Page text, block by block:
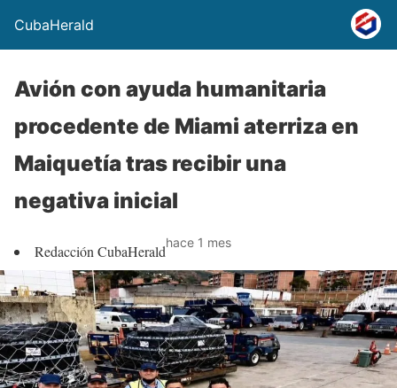
CubaHerald
Avión con ayuda humanitaria
procedente de Miami aterriza en
Maiquetía tras recibir una
negativa inicial
Redacción CubaHeraldhace 1 mes